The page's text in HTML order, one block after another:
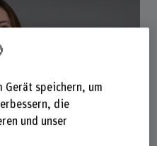
Gerät speichern, um
die
und unser